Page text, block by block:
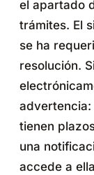
el apartado
trámites. El
se ha
resolución.
tienen
una
accede a